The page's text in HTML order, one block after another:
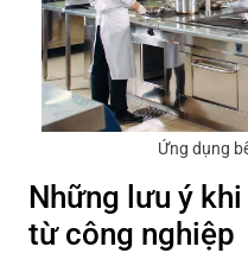
Ứng dụng
Những lưu ý
từ công nghiệp